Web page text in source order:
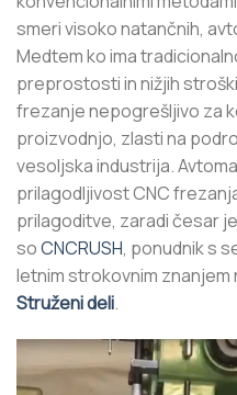
smeri visoko natančnih,
Medtem ko ima
preprostosti in nižjih
frezanje nepogrešljivo za
proizvodnjo, zlasti na
vesoljska industrija.
prilagodljivost CNC
prilagoditve, zaradi česar
soCNCRUSH, ponudnik s
letnim strokovnim znanjem
Struženi deli.